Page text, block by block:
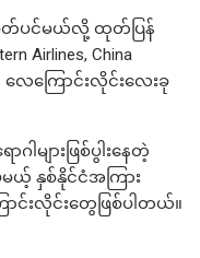
ပိတ်ပင်မယ်လို့ ထုတ်ပြန်
Airlines, China
တဲ့ လေကြောင်းလိုင်းလေးခု
များဖြစ်ပွါးနေတဲ့
ယ့် နှစ်နိုင်ငံအကြား
းလိုင်းတွေဖြစ်ပါတယ်။